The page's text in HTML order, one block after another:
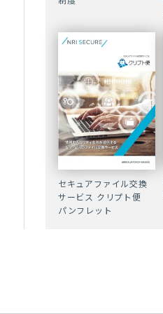
セキュアファイル交換
サービス クリプト便
パンフレット